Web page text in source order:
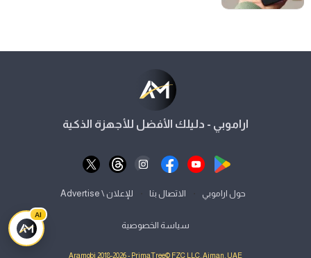
اراموبي - دليلك الأفضل للأجهزة الذكية
حول اراموبي الاتصال بنا للإعلان \ Advertise
سياسة الخصوصية
Aramobi 2018-2026 - PrimaTree© FZC LLC, Ajman, UAE
AI